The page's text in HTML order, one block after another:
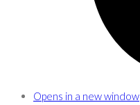
Opens in a new window